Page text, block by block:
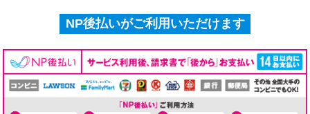
NP後払いがご利用いただけます